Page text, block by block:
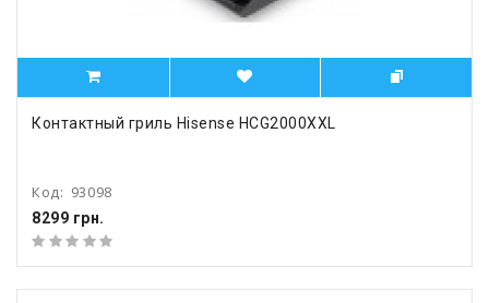
Контактный гриль Hisense HCG2000XXL
Код: 93098
8299 грн.